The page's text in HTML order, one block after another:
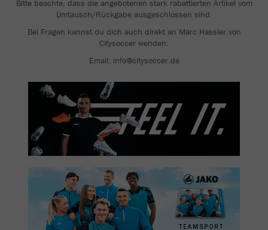
Bitte beachte, dass die angebotenen stark rabattierten Artikel vom
Umtausch/Rückgabe ausgeschlossen sind.
Bei Fragen kannst du dich auch direkt an Marc Hassler von
Citysoccer wenden:
Email: info@citysoccer.de